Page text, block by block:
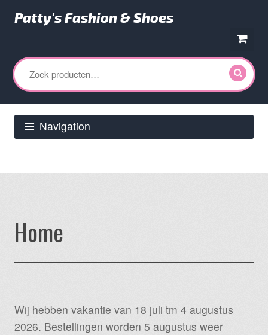
naar
navigatie
naar
de
inhoud
Patty's Fashion & Shoes
Zoeken
naar:
Navigation
Home
Wij hebben vakantie van 18 juli tm 4 augustus
2026. Bestellingen worden 5 augustus weer